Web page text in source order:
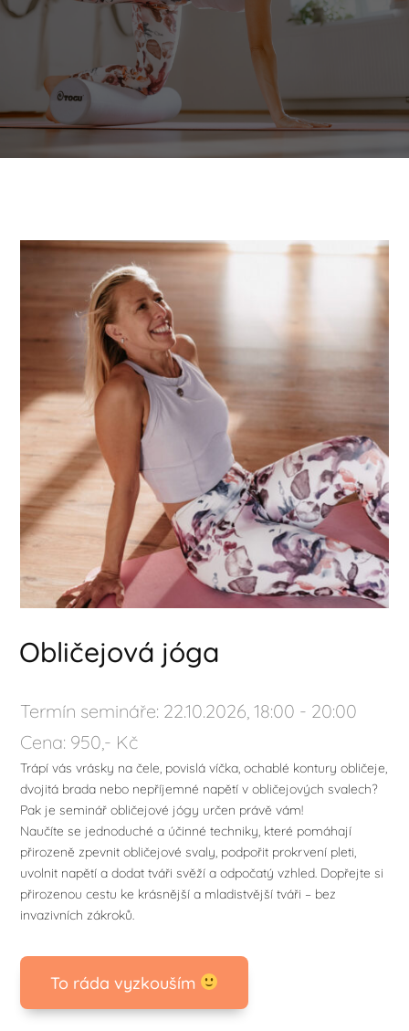
Obličejová jóga
Termín semináře: 22.10.2026, 18:00 - 20:00
Cena: 950,- Kč
Trápí vás vrásky na čele, povislá víčka, ochablé kontury obličeje,
dvojitá brada nebo nepříjemné napětí v obličejových svalech?
Pak je seminář obličejové jógy určen právě vám!
Naučíte se jednoduché a účinné techniky, které pomáhají
přirozeně zpevnit obličejové svaly, podpořit prokrvení pleti,
uvolnit napětí a dodat tváři svěží a odpočatý vzhled. Dopřejte si
přirozenou cestu ke krásnější a mladistvější tváři – bez
invazivních zákroků.
To ráda vyzkouším